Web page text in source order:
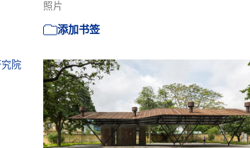
照片
添加书签